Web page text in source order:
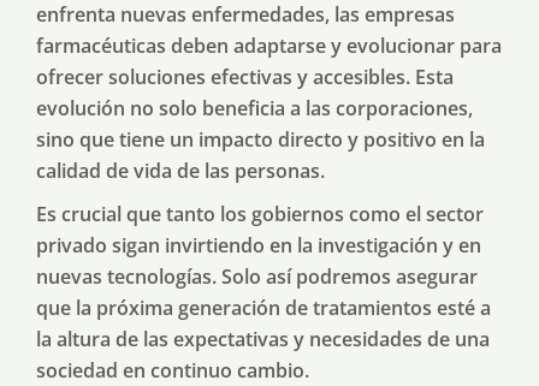
enfrenta nuevas enfermedades, las empresas
farmacéuticas deben adaptarse y evolucionar para
ofrecer soluciones efectivas y accesibles. Esta
evolución no solo beneficia a las corporaciones,
sino que tiene un impacto directo y positivo en la
calidad de vida de las personas.
Es crucial que tanto los gobiernos como el sector
privado sigan invirtiendo en la investigación y en
nuevas tecnologías. Solo así podremos asegurar
que la próxima generación de tratamientos esté a
la altura de las expectativas y necesidades de una
sociedad en continuo cambio.